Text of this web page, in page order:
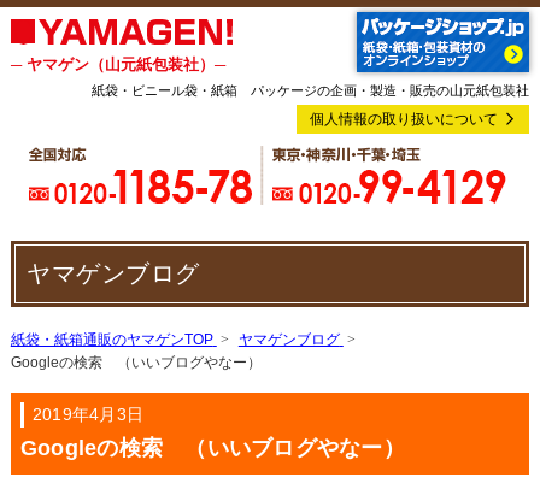
─ ヤマゲン（山元紙包装社）─
紙袋・ビニール袋・紙箱 パッケージの企画・製造・販売の山元紙包装社
個人情報の取り扱いについて
ヤマゲンブログ
紙袋・紙箱通販のヤマゲンTOP
ヤマゲンブログ
Googleの検索 （いいブログやなー）
2019年4月3日
Googleの検索 （いいブログやなー）